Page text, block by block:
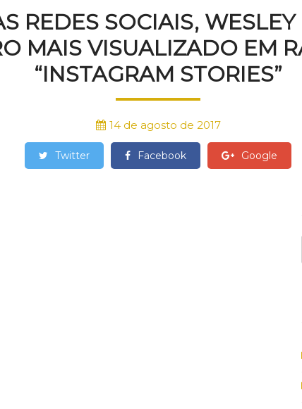
REDES SOCIAIS,
MAIS VISUALIZADO EM
“INSTAGRAM STORIES”
14 de agosto de 2017
Twitter Facebook Google